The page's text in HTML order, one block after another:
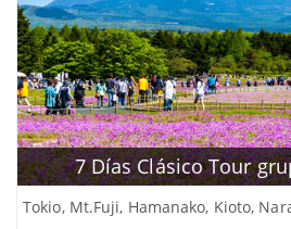
7 Días Clásico Tour
Tokio, Mt.Fuji, Hamanako, Kioto,